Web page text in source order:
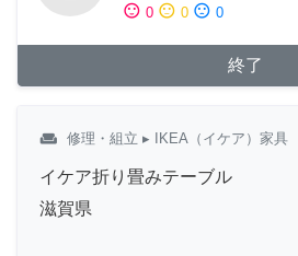
sentiment_satisfied 0 sentiment_neutral 0 sentiment_dissatisfied 0
終了
weekend 修理・組立 ▸ IKEA（イケア）家具
イケア折り畳みテーブル
滋賀県